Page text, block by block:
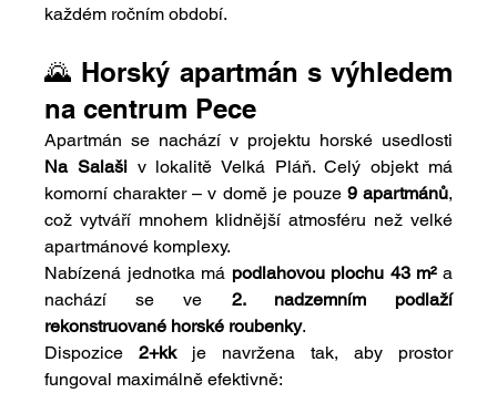
každém ročním období.
🌄 Horský apartmán s výhledem
na centrum Pece
Na Salaši v lokalitě Velká Pláň. Celý objekt má
komorní charakter – v domě je pouze 9 apartmánů,
což vytváří mnohem klidnější atmosféru než velké
apartmánové komplexy.
Nabízená jednotka má podlahovou plochu 43 m² a
nachází se ve 2. nadzemním podlaží
rekonstruované horské roubenky.
Dispozice 2+kk je navržena tak, aby prostor
fungoval maximálně efektivně: